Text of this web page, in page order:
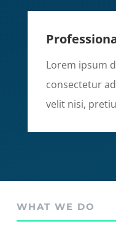
Lorem ipsum
consectetur
velit nisi,
WHAT WE DO